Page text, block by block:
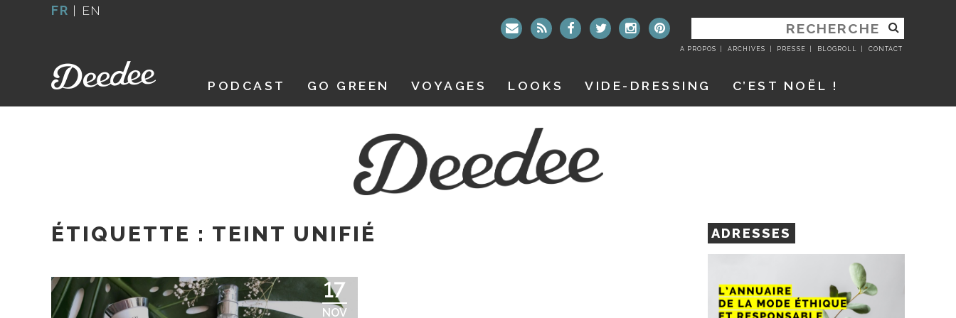
FR | EN
RECHERCHER
:
A PROPOS ARCHIVES PRESSE BLOGROLL CONTACT
PODCAST GO GREEN VOYAGES LOOKS VIDE-DRESSING C’EST NOËL !
ÉTIQUETTE : TEINT UNIFIÉ
17
NOV
ADRESSES